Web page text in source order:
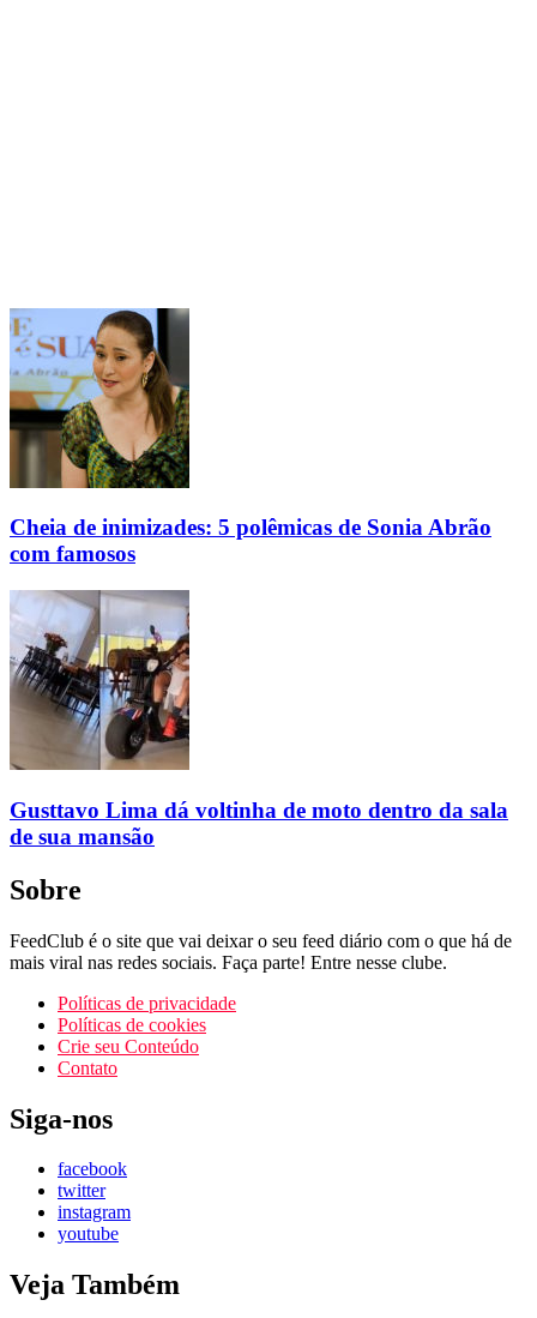
Cheia de inimizades: 5 polêmicas de Sonia Abrão
com famosos
Gusttavo Lima dá voltinha de moto dentro da sala
de sua mansão
Sobre
FeedClub é o site que vai deixar o seu feed diário com o que há de
mais viral nas redes sociais. Faça parte! Entre nesse clube.
Políticas de privacidade
Políticas de cookies
Crie seu Conteúdo
Contato
Siga-nos
facebook
twitter
instagram
youtube
Veja Também